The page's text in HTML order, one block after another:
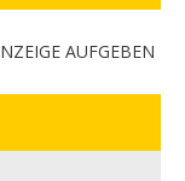
AUFGEBEN